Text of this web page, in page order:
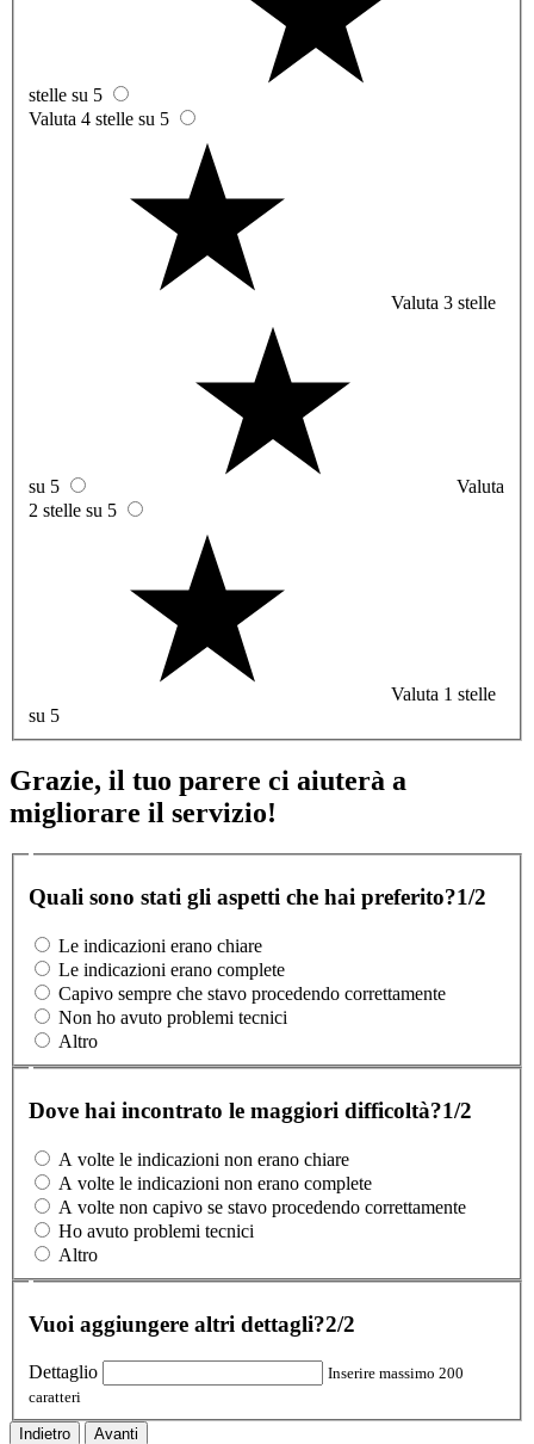
stelle su 5
Valuta 4 stelle su 5
Valuta 3 stelle
su 5
Valuta
2 stelle su 5
Valuta 1 stelle
su 5
Grazie, il tuo parere ci aiuterà a
migliorare il servizio!
Quali sono stati gli aspetti che hai preferito?1/2
Le indicazioni erano chiare
Le indicazioni erano complete
Capivo sempre che stavo procedendo correttamente
Non ho avuto problemi tecnici
Altro
Dove hai incontrato le maggiori difficoltà?1/2
A volte le indicazioni non erano chiare
A volte le indicazioni non erano complete
A volte non capivo se stavo procedendo correttamente
Ho avuto problemi tecnici
Altro
Vuoi aggiungere altri dettagli?2/2
Dettaglio
Inserire massimo 200
caratteri
Indietro Avanti